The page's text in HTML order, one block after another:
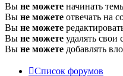
Вы не можете начинать
Вы не можете отвечать на
Вы не можете
Вы не можете удалять свои
Вы не можете добавлять
Список форумов